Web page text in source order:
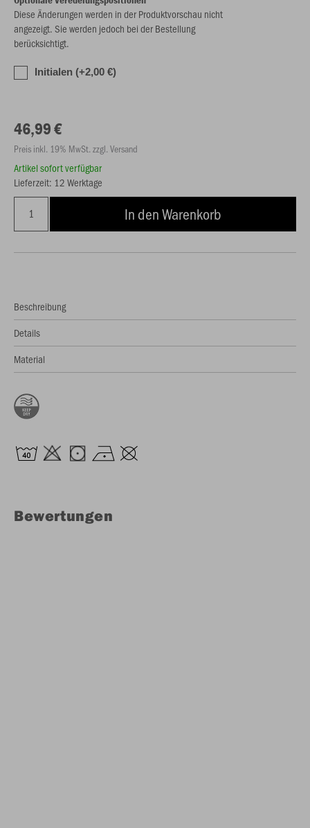
Diese Änderungen werden in der Produktvorschau nicht
angezeigt. Sie werden jedoch bei der Bestellung
berücksichtigt.
Initialen (+2,00 €)
46,99 €
Preis inkl. 19% MwSt. zzgl. Versand
Artikel sofort verfügbar
Lieferzeit: 12 Werktage
In den Warenkorb
Beschreibung
Details
Material
Bewertungen